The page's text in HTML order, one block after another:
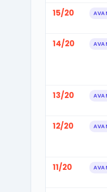
15/20
14/20
13/20
12/20
11/20